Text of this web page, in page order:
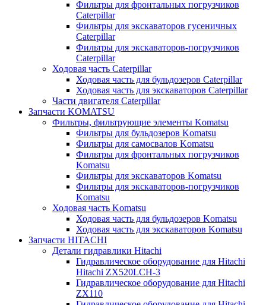
Фильтры для фронтальных погрузчиков
Caterpillar
Фильтры для экскаваторов гусеничных
Caterpillar
Фильтры для экскаваторов-погрузчиков
Caterpillar
Ходовая часть Caterpillar
Ходовая часть для бульдозеров Caterpillar
Ходовая часть для экскаваторов Caterpillar
Части двигателя Caterpillar
Запчасти KOMATSU
Фильтры, фильтрующие элементы Komatsu
Фильтры для бульдозеров Komatsu
Фильтры для самосвалов Komatsu
Фильтры для фронтальных погрузчиков
Komatsu
Фильтры для экскаваторов Komatsu
Фильтры для экскаваторов-погрузчиков
Komatsu
Ходовая часть Komatsu
Ходовая часть для бульдозеров Komatsu
Ходовая часть для экскаваторов Komatsu
Запчасти HITACHI
Детали гидравлики Hitachi
Гидравлическое оборудование для Hitachi
Hitachi ZX520LCH-3
Гидравлическое оборудование для Hitachi
ZX110